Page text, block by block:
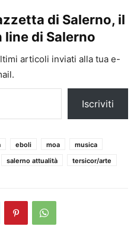
di Salerno, il
di Salerno
articoli inviati alla tua e-
Iscriviti
eboli moa
musica
salerno attualità tersicor/arte